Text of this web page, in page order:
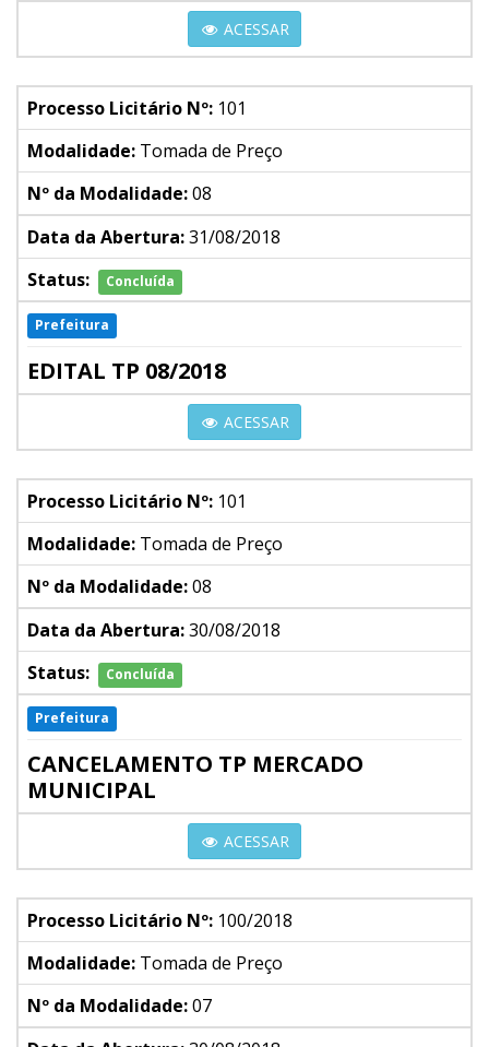
ACESSAR
Processo Licitário Nº: 101
Modalidade: Tomada de Preço
Nº da Modalidade:08
Data da Abertura:31/08/2018
Status:
Concluída
Prefeitura
EDITAL TP 08/2018
ACESSAR
Processo Licitário Nº: 101
Modalidade: Tomada de Preço
Nº da Modalidade:08
Data da Abertura:30/08/2018
Status:
Concluída
Prefeitura
CANCELAMENTO TP MERCADO
MUNICIPAL
ACESSAR
Processo Licitário Nº: 100/2018
Modalidade: Tomada de Preço
Nº da Modalidade:07